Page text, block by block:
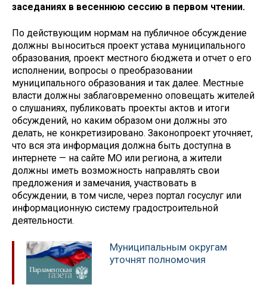
заседаниях в весеннюю сессию в первом чтении.
По действующим нормам на публичное обсуждение
должны выноситься проект устава муниципального
образования, проект местного бюджета и отчет о его
исполнении, вопросы о преобразовании
муниципального образования и так далее. Местные
власти должны заблаговременно оповещать жителей
о слушаниях, публиковать проекты актов и итоги
обсуждений, но каким образом они должны это
делать, не конкретизировано. Законопроект уточняет,
что вся эта информация должна быть доступна в
интернете — на сайте МО или региона, а жители
должны иметь возможность направлять свои
предложения и замечания, участвовать в
обсуждении, в том числе, через портал госуслуг или
информационную систему градостроительной
деятельности.
Муниципальным округам
уточнят полномочия